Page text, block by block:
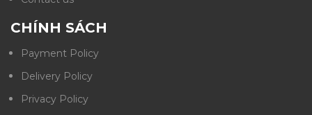
CHÍNH SÁCH
Payment Policy
Delivery Policy
Privacy Policy